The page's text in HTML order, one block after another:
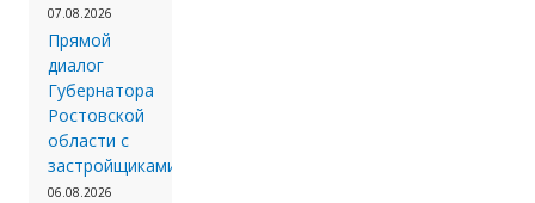
07.08.2026
Прямой
диалог
Губернатора
Ростовской
области с
застройщиками.
06.08.2026